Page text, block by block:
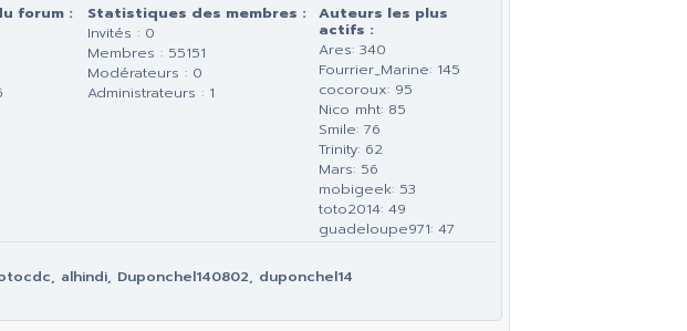
Auteurs les plus
actifs :
Ares: 340
Fourrier_Marine: 145
cocoroux: 95
Nico mht: 85
Smile: 76
Trinity: 62
Mars: 56
mobigeek: 53
toto2014: 49
guadeloupe971: 47
Statistiques des membres :
Invités : 0
Membres : 55151
Modérateurs : 0
Administrateurs : 1
forum :
alhindi, Duponchel140802, duponchel14